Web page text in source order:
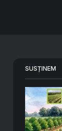
SUSȚINEM